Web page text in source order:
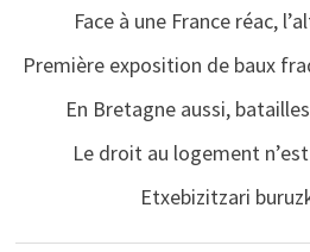
Face à une France réac,
Première exposition de baux
En Bretagne aussi,
Le droit au logement
Etxebizitzari